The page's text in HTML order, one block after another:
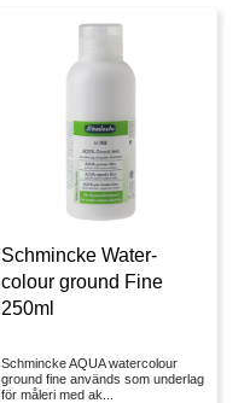
Schmincke Water-
colour ground Fine
250ml
Schmincke AQUA watercolour
ground fine används som underlag
för måleri med ak...